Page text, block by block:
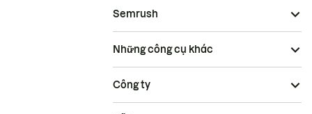
Semrush
Những công cụ khác
Công ty